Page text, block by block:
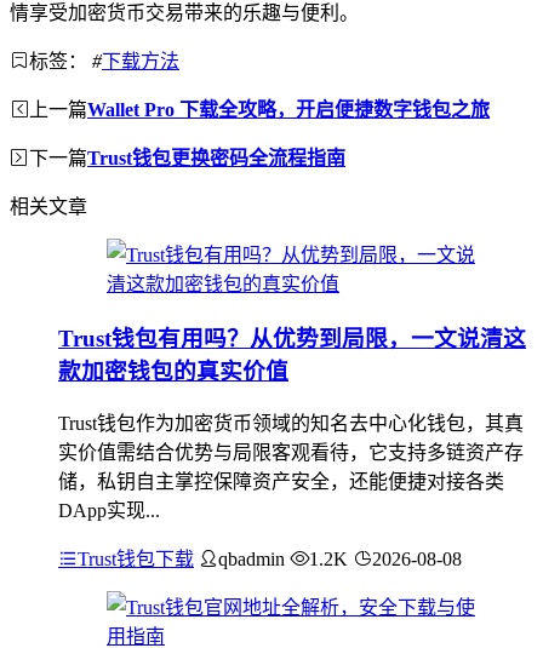
情享受加密货币交易带来的乐趣与便利。
标签： #下载方法
上一篇Wallet Pro 下载全攻略，开启便捷数字钱包之旅
下一篇Trust钱包更换密码全流程指南
相关文章
Trust钱包有用吗？从优势到局限，一文说清这
款加密钱包的真实价值
Trust钱包作为加密货币领域的知名去中心化钱包，其真
实价值需结合优势与局限客观看待，它支持多链资产存
储，私钥自主掌控保障资产安全，还能便捷对接各类
DApp实现...
Trust钱包下载 qbadmin 1.2K 2026-08-08